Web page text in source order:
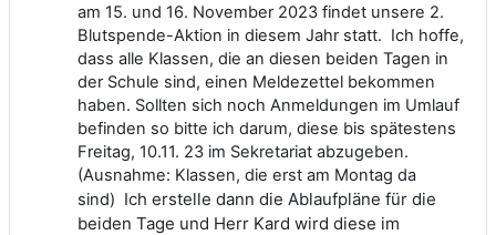
am 15. und 16. November 2023 findet unsere 2.
Blutspende-Aktion in diesem Jahr statt. Ich hoffe,
dass alle Klassen, die an diesen beiden Tagen in
der Schule sind, einen Meldezettel bekommen
haben. Sollten sich noch Anmeldungen im Umlauf
befinden so bitte ich darum, diese bis spätestens
Freitag, 10.11. 23 im Sekretariat abzugeben.
(Ausnahme: Klassen, die erst am Montag da
sind) Ich erstelle dann die Ablaufpläne für die
beiden Tage und Herr Kard wird diese im